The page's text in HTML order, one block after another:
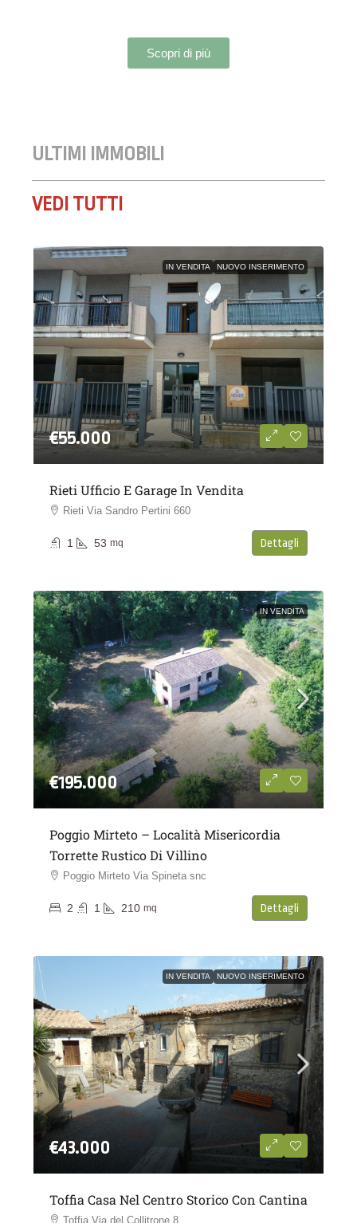
Scopri di più
ULTIMI IMMOBILI
VEDI TUTTI
IN VENDITA NUOVO INSERIMENTO
€55.000
Rieti Ufficio E Garage In Vendita
Rieti Via Sandro Pertini 660
1 53 mq Dettagli
IN VENDITA
€195.000
Poggio Mirteto – Località Misericordia
Torrette Rustico Di Villino
Poggio Mirteto Via Spineta snc
2 1 210 mq Dettagli
IN VENDITA NUOVO INSERIMENTO
€43.000
Toffia Casa Nel Centro Storico Con Cantina
Toffia Via del Collitrone 8